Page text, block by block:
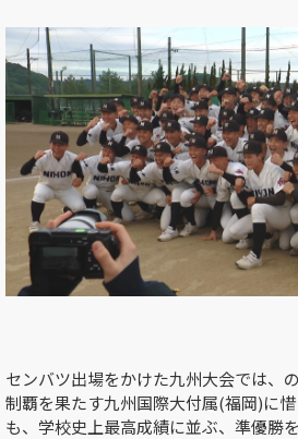
センバツ出場をかけた九州大会では、
制覇を果たす九州国際大付属(福岡)に
も、学校史上最高成績に並ぶ、準優勝